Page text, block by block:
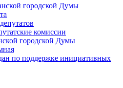
городской Думы
комиссии
городской Думы
по поддержке инициативных